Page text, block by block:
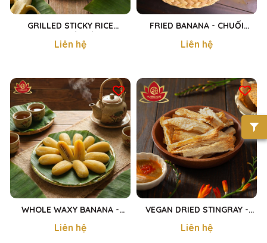
GRILLED STICKY RICE
440G
Liên hệ
FRIED BANANA - CHUỐI
Liên hệ
WHOLE WAXY BANANA -
Liên hệ
VEGAN DRIED STINGRAY -
Liên hệ